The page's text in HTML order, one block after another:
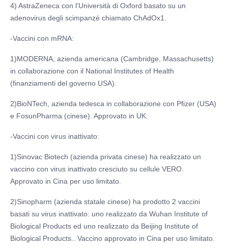
4) AstraZeneca con l’Università di Oxford basato su un
adenovirus degli scimpanzé chiamato ChAdOx1.
-Vaccini con mRNA:
1)MODERNA, azienda americana (Cambridge, Massachusetts)
in collaborazione con il National Institutes of Health
(finanziamenti del governo USA).
2)BioNTech, azienda tedesca in collaborazione con Pfizer (USA)
e FosunPharma (cinese). Approvato in UK.
-Vaccini con virus inattivato:
1)Sinovac Biotech (azienda privata cinese) ha realizzato un
vaccino con virus inattivato cresciuto su cellule VERO.
Approvato in Cina per uso limitato.
2)Sinopharm (azienda statale cinese) ha prodotto 2 vaccini
basati su virus inattivato: uno realizzato da Wuhan Institute of
Biological Products ed uno realizzato da Beijing Institute of
Biological Products.. Vaccino approvato in Cina per uso limitato.